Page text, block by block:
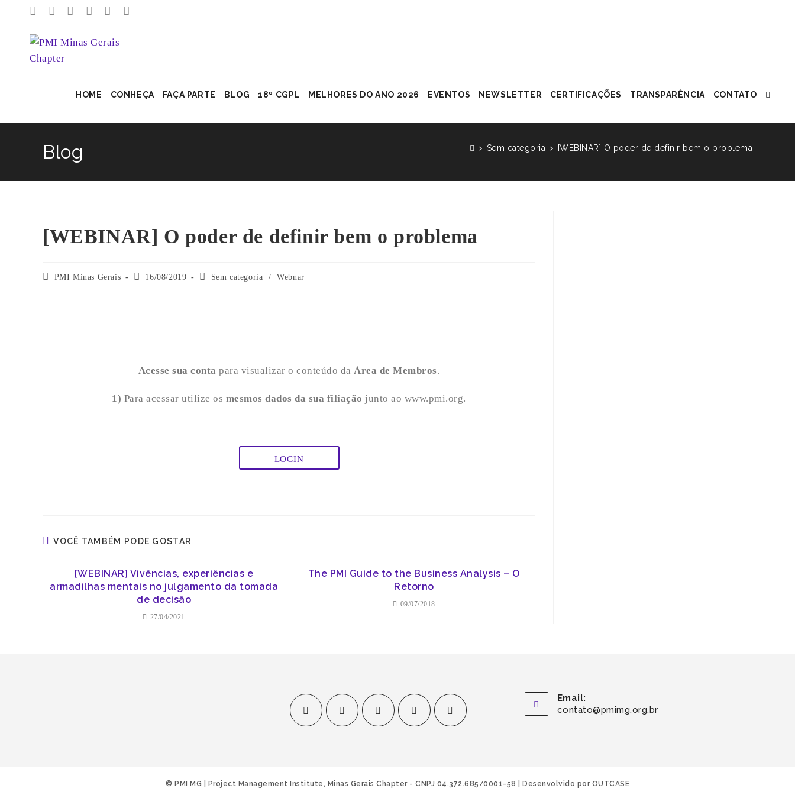
HOME CONHEÇA FAÇA PARTE BLOG 18º CGPL MELHORES DO ANO 2026 EVENTOS NEWSLETTER CERTIFICAÇÕES TRANSPARÊNCIA CONTATO
Blog > Sem categoria > [WEBINAR] O poder de definir bem o problema
[WEBINAR] O poder de definir bem o problema
PMI Minas Gerais 16/08/2019 Sem categoria / Webnar
Acesse sua conta para visualizar o conteúdo da Área de Membros.
1) Para acessar utilize os mesmos dados da sua filiação junto ao www.pmi.org.
LOGIN
VOCÊ TAMBÉM PODE GOSTAR
[WEBINAR] Vivências, experiências e
armadilhas mentais no julgamento da tomada
de decisão
27/04/2021
The PMI Guide to the Business Analysis – O
Retorno
09/07/2018
Email:
contato@pmimg.org.br
© PMI MG | Project Management Institute, Minas Gerais Chapter - CNPJ 04.372.685/0001-58 | Desenvolvido por OUTCASE